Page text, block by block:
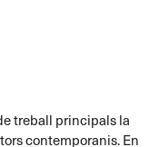
treball principals la
contemporanis. En